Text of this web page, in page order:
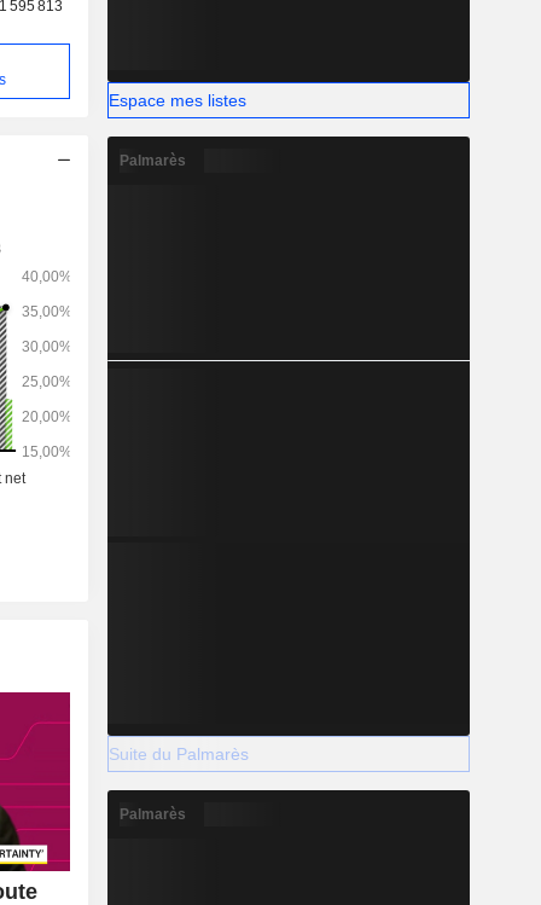
1 595 813
Espace mes listes
Palmarès
Suite du Palmarès
Palmarès